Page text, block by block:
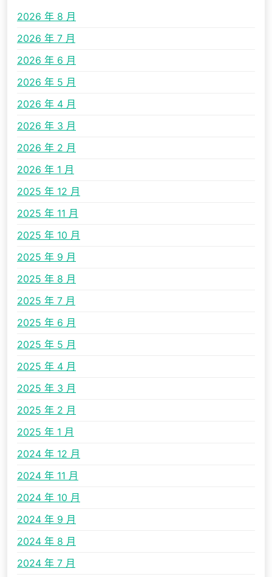
2026 年 8 月
2026 年 7 月
2026 年 6 月
2026 年 5 月
2026 年 4 月
2026 年 3 月
2026 年 2 月
2026 年 1 月
2025 年 12 月
2025 年 11 月
2025 年 10 月
2025 年 9 月
2025 年 8 月
2025 年 7 月
2025 年 6 月
2025 年 5 月
2025 年 4 月
2025 年 3 月
2025 年 2 月
2025 年 1 月
2024 年 12 月
2024 年 11 月
2024 年 10 月
2024 年 9 月
2024 年 8 月
2024 年 7 月